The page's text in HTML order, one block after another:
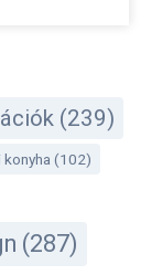
(239)
(102)
(287)